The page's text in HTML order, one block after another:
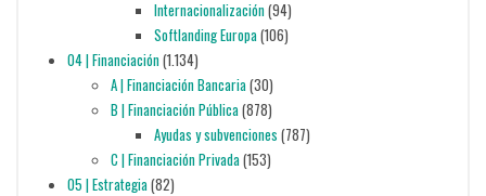
Internacionalización(94)
Softlanding Europa(106)
04 | Financiación(1.134)
A | Financiación Bancaria(30)
B | Financiación Pública(878)
Ayudas y subvenciones (787)
C | Financiación Privada(153)
05 | Estrategia(82)